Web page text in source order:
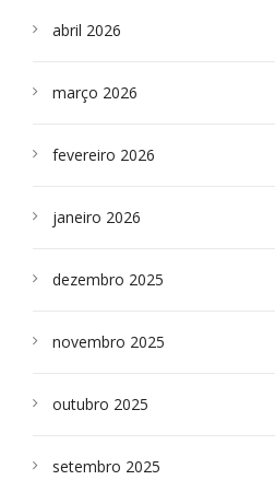
abril 2026
março 2026
fevereiro 2026
janeiro 2026
dezembro 2025
novembro 2025
outubro 2025
setembro 2025